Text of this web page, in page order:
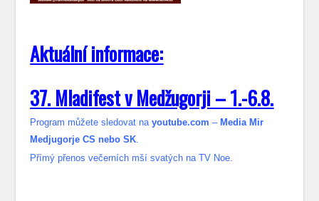
Aktuální informace:
37. Mladifest v Medžugorji – 1.-6.8.
Program můžete sledovat nayoutube.com – Media Mir
Medjugorje CS nebo SK.
Přímý přenos večerních mší svatých na TV Noe.